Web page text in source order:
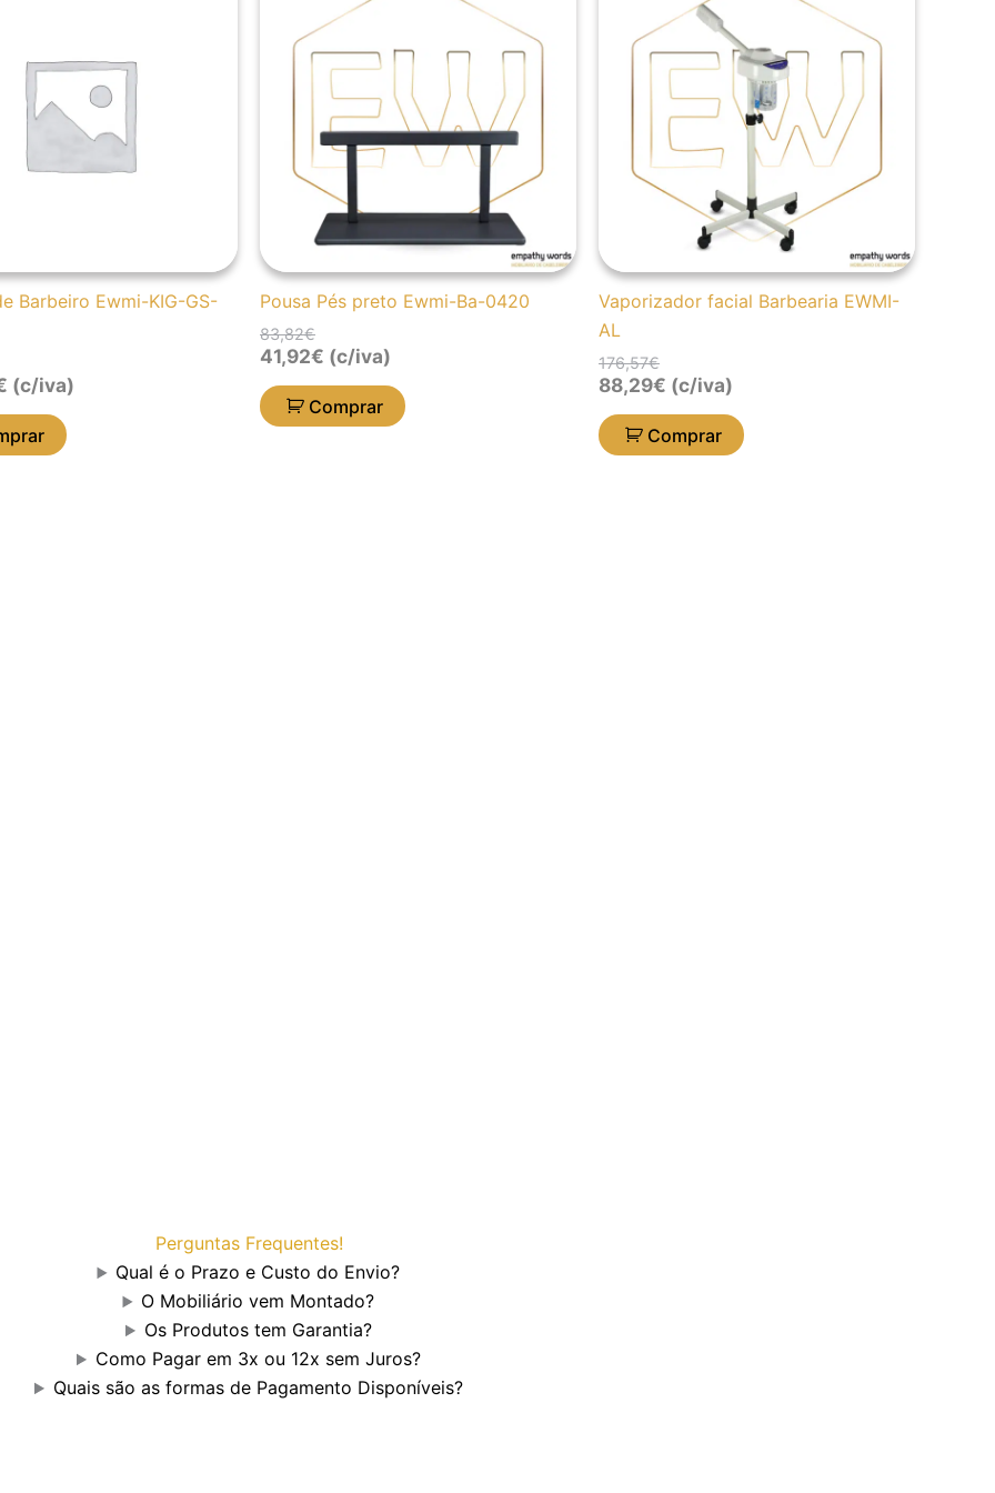
Barbeiro Ewmi-KIG-GS-
(c/iva)
Pousa Pés preto Ewmi-Ba-0420
83,82€
original
era:
é:
41,92€ (c/iva)
Comprar
Vaporizador facial Barbearia EWMI-
AL
176,57€
original
era:
176,57€.
atual
é:
88,29€ (c/iva)
Comprar
Perguntas Frequentes!
Qual é o Prazo e Custo do Envio?
O Mobiliário vem Montado?
Os Produtos tem Garantia?
Como Pagar em 3x ou 12x sem Juros?
Quais são as formas de Pagamento Disponíveis?